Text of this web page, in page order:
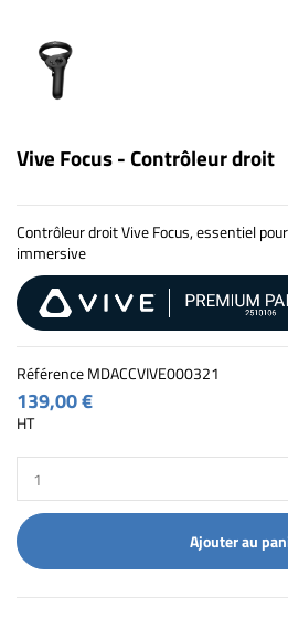
Vive Focus - Contrôleur droit
Contrôleur droit Vive Focus, essentiel
immersive
RéférenceMDACCVIVE000321
139,00 €
HT
Ajouter au